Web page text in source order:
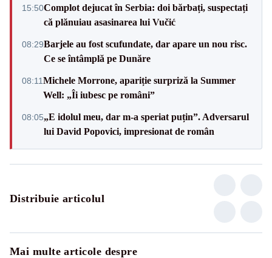
15:50Complot dejucat în Serbia: doi bărbați, suspectați
că plănuiau asasinarea lui Vučić
08:29Barjele au fost scufundate, dar apare un nou risc.
Ce se întâmplă pe Dunăre
08:11Michele Morrone, apariție surpriză la Summer
Well: „Îi iubesc pe români”
08:05„E idolul meu, dar m-a speriat puțin”. Adversarul
lui David Popovici, impresionat de român
Distribuie articolul
Mai multe articole despre